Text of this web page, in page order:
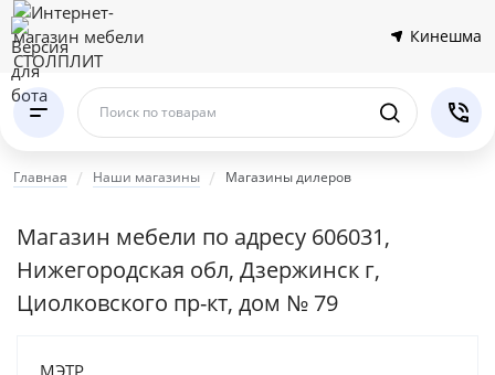
Кинешма
Поиск по товарам
Главная Наши магазины Магазины дилеров
Магазин мебели по адресу 606031,
Нижегородская обл, Дзержинск г,
Циолковского пр-кт, дом № 79
МЭТР